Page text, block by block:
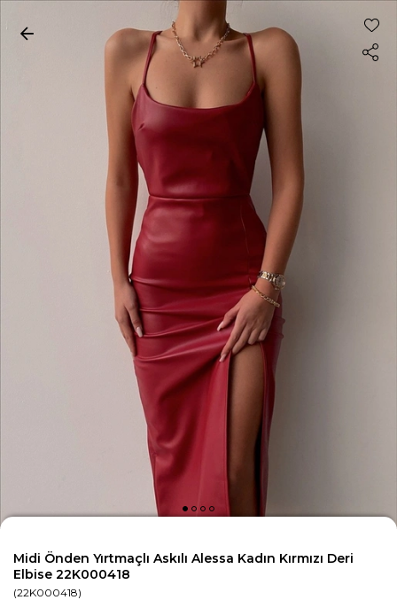
Midi Önden Yırtmaçlı Askılı Alessa Kadın Kırmızı Deri
Elbise 22K000418
(22K000418)